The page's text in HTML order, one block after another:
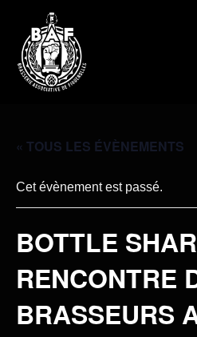
« TOUS LES ÉVÈNEMENTS
Cet évènement est passé.
BOTTLE
RENCONTRE
BRASSEURS